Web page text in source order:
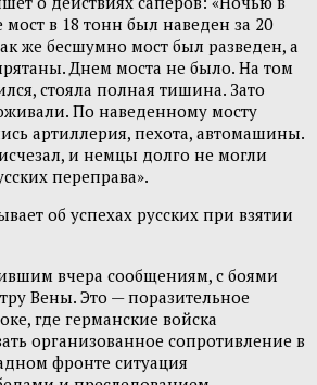
в 18 тонн был наведен за 20
же бесшумно мост был разведен, а
Днем моста не было. На том
стояла полная тишина. Зато
По наведенному мосту
артиллерия, пехота, автомашины.
и немцы долго не могли
переправа».
об успехах русских при взятии
вчера сообщениям, с боями
Вены. Это — поразительное
где германские войска
организованное сопротивление в
фронте ситуация